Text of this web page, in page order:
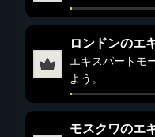
ロンドンのエ
エキスパートモ
よう。
モスクワのエ